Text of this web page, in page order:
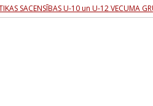
SACENSĪBAS U-10 un U-12 VECUMA